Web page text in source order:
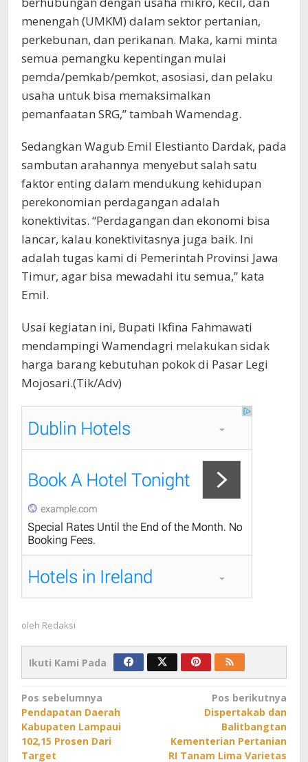
menengah (UMKM) dalam sektor pertanian,
perkebunan, dan perikanan. Maka, kami minta
semua pemangku kepentingan mulai
pemda/pemkab/pemkot, asosiasi, dan pelaku
usaha untuk bisa memaksimalkan
pemanfaatan SRG,” tambah Wamendag.
Sedangkan Wagub Emil Elestianto Dardak, pada
sambutan arahannya menyebut salah satu
faktor enting dalam mendukung kehidupan
perekonomian perdagangan adalah
konektivitas. “Perdagangan dan ekonomi bisa
lancar, kalau konektivitasnya juga baik. Ini
adalah tugas kami di Pemerintah Provinsi Jawa
Timur, agar bisa mewadahi itu semua,” kata
Emil.
Usai kegiatan ini, Bupati Ikfina Fahmawati
mendampingi Wamendagri melakukan sidak
harga barang kebutuhan pokok di Pasar Legi
Mojosari.(Tik/Adv)
oleh Redaksi
Ikuti Kami Pada
Navigasi
pos
Pos sebelumnya
Pendapatan Daerah
Kabupaten Lampaui
102,15 Prosen Dari
Target
Pos berikutnya
Dispertakab dan
Balitbangtan
Kementerian Pertanian
RI Tanam Lima Varietas